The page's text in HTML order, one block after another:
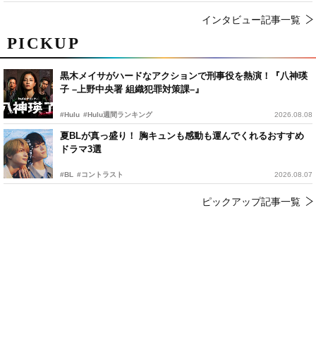
PICKUP
黒木メイサがハードなアクションで刑事役を熱演！『八神瑛
子 –上野中央署 組織犯罪対策課–』
#Hulu #Hulu週間ランキング 2026.08.08
夏BLが真っ盛り！ 胸キュンも感動も運んでくれるおすすめ
ドラマ3選
#BL #コントラスト 2026.08.07
ピックアップ記事一覧
インタビュー記事一覧